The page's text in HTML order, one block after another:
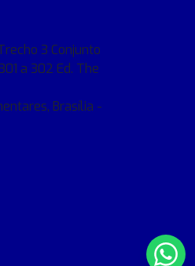
3 Conjunto
a 302 Ed. The
Brasília -